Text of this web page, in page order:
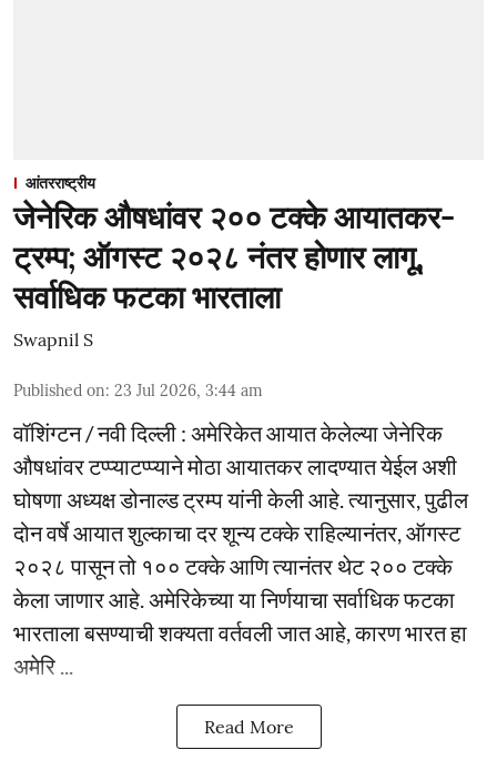
आंतरराष्ट्रीय
जेनेरिक औषधांवर २०० टक्के आयातकर-
ट्रम्प; ऑगस्ट २०२८ नंतर होणार लागू,
सर्वाधिक फटका भारताला
Swapnil S
Published on: 23 Jul 2026, 3:44 am
वॉशिंग्टन / नवी दिल्ली : अमेरिकेत आयात केलेल्या जेनेरिक
औषधांवर टप्प्याटप्प्याने मोठा आयातकर लादण्यात येईल अशी
घोषणा अध्यक्ष डोनाल्ड ट्रम्प यांनी केली आहे. त्यानुसार, पुढील
दोन वर्षे आयात शुल्काचा दर शून्य टक्के राहिल्यानंतर, ऑगस्ट
२०२८ पासून तो १०० टक्के आणि त्यानंतर थेट २०० टक्के
केला जाणार आहे. अमेरिकेच्या या निर्णयाचा सर्वाधिक फटका
भारताला बसण्याची शक्यता वर्तवली जात आहे, कारण भारत हा
अमेरि ...
Read More